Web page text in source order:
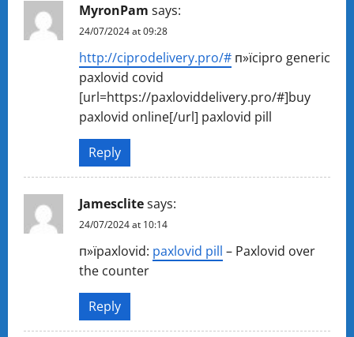
MyronPam says:
24/07/2024 at 09:28
http://ciprodelivery.pro/# п»їcipro generic
paxlovid covid
[url=https://paxloviddelivery.pro/#]buy
paxlovid online[/url] paxlovid pill
Reply
Jamesclitesays:
24/07/2024 at 10:14
п»їpaxlovid: paxlovid pill – Paxlovid over
the counter
Reply